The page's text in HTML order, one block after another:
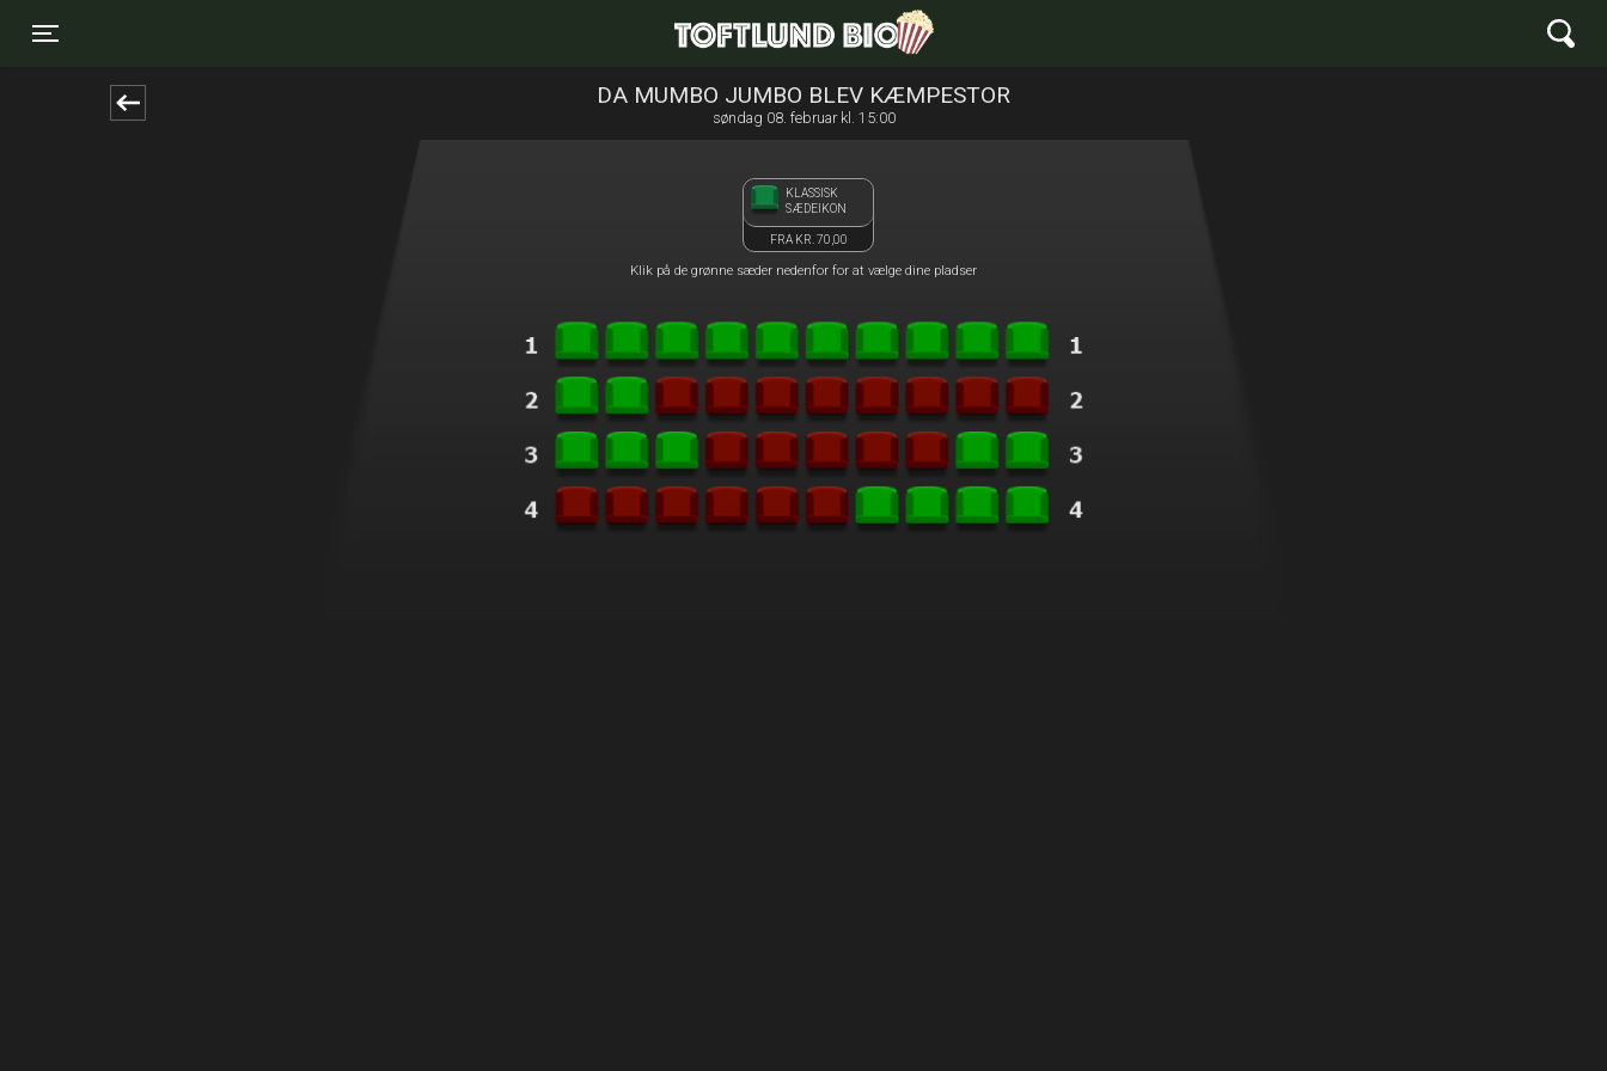
Toftlund Biograf
DA MUMBO JUMBO BLEV KÆMPESTOR
søndag 08. februar kl. 15:00
KLASSISK
SÆDEIKON
FRA KR. 70,00
Klik på de grønne sæder nedenfor for at vælge dine pladser
1step-front02 041847